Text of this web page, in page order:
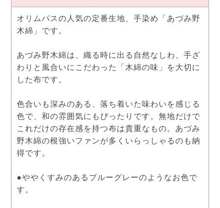
オリムパスの人気の定番生地、手染め「あづみ野
木綿」です。
あづみ野木綿は、織る時に出る自然なしわ、手ざ
わりと風合いにこだわった「木綿の味」を大切に
した布です。
色合いも深みのある、落ち着いた味わいを感じる
色で、和の雰囲気にもぴったりです。無地だけで
これだけの存在感を持つ布は貴重なもの。あづみ
野木綿の根強いファンが多くいらっしゃるのも納
得です。
●ややくすみのあるブルーグレーのようなお色で
す。